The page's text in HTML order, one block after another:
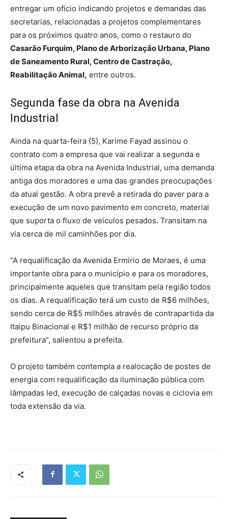
entregar um ofício indicando projetos e demandas das
secretarias, relacionadas a projetos complementares
para os próximos quatro anos, como o restauro do
Casarão Furquim, Plano de Arborização Urbana, Plano
de Saneamento Rural, Centro de Castração,
Reabilitação Animal, entre outros.
Segunda fase da obra na Avenida
Industrial
Ainda na quarta-feira (5), Karime Fayad assinou o
contrato com a empresa que vai realizar a segunda e
última etapa da obra na Avenida Industrial, uma demanda
antiga dos moradores e uma das grandes preocupações
da atual gestão. A obra prevê a retirada do paver para a
execução de um novo pavimento em concreto, material
que suporta o fluxo de veículos pesados. Transitam na
via cerca de mil caminhões por dia.
“A requalificação da Avenida Ermírio de Moraes, é uma
importante obra para o município e para os moradores,
principalmente aqueles que transitam pela região todos
os dias. A requalificação terá um custo de R$6 milhões,
sendo cerca de R$5 milhões através de contrapartida da
Itaipu Binacional e R$1 milhão de recurso próprio da
prefeitura”, salientou a prefeita.
O projeto também contempla a realocação de postes de
energia com requalificação da iluminação pública com
lâmpadas led, execução de calçadas novas e ciclovia em
toda extensão da via.